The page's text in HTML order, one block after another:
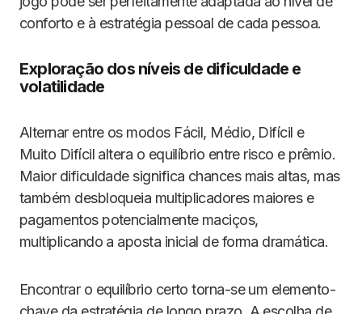
conforto e à estratégia pessoal de cada pessoa.
Exploração dos níveis de dificuldade e
volatilidade
Alternar entre os modos Fácil, Médio, Difícil e
Muito Difícil altera o equilíbrio entre risco e prêmio.
Maior dificuldade significa chances mais altas, mas
também desbloqueia multiplicadores maiores e
pagamentos potencialmente maciços,
multiplicando a aposta inicial de forma dramática.
Encontrar o equilíbrio certo torna-se um elemento-